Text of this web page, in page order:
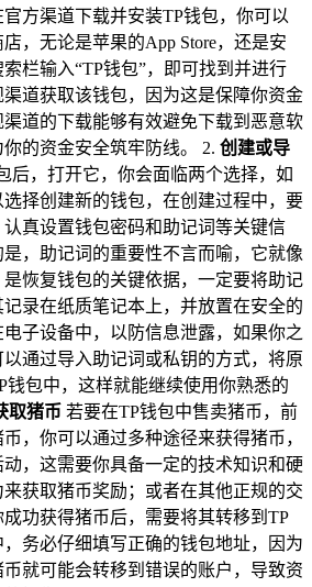
方渠道下载并安装TP钱包，你可以
，无论是苹果的App Store，还是安
栏输入“TP钱包”，即可找到并进行
道获取该钱包，因为这是保障你资金
道的下载能够有效避免下载到恶意软
的资金安全筑牢防线。 2. 创建或导
后，打开它，你会面临两个选择，如
择创建新的钱包，在创建过程中，要
真设置钱包密码和助记词等关键信
，助记词的重要性不言而喻，它就像
恢复钱包的关键依据，一定要将助记
录在纸质笔记本上，并放置在安全的
子设备中，以防信息泄露，如果你之
通过导入助记词或私钥的方式，将原
钱包中，这样就能继续使用你熟悉的
取猪币 若要在TP钱包中售卖猪币，前
，你可以通过多种途径来获得猪币，
，这需要你具备一定的技术知识和硬
获取猪币奖励；或者在其他正规的交
功获得猪币后，需要将其转移到TP
务必仔细填写正确的钱包地址，因为
就可能会转移到错误的账户，导致资